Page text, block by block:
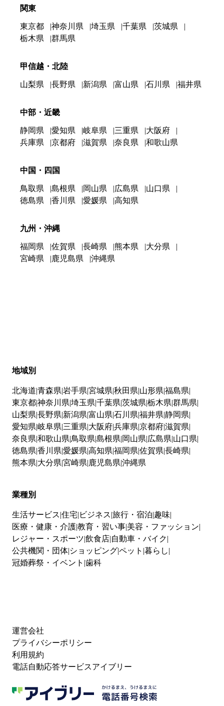
関東
東京都 神奈川県 埼玉県 千葉県
茨城県
栃木県
群馬県
甲信越・北陸
山梨県 長野県 新潟県 富山県 石川県 福井県
中部・近畿
静岡県 愛知県 岐阜県 三重県
大阪府
兵庫県
京都府 滋賀県 奈良県 和歌山県
中国・四国
鳥取県 島根県 岡山県 広島県
山口県
徳島県
香川県 愛媛県 高知県
九州・沖縄
福岡県 佐賀県 長崎県 熊本県
大分県
宮崎県
鹿児島県 沖縄県
地域別
北海道 青森県 岩手県 宮城県 秋田県 山形県 福島県
東京都神奈川県 埼玉県 千葉県 茨城県 栃木県 群馬県
山梨県 長野県 新潟県 富山県 石川県 福井県 静岡県
愛知県 岐阜県 三重県 大阪府兵庫県 京都府滋賀県
奈良県 和歌山県 鳥取県 島根県 岡山県 広島県 山口県
徳島県 香川県 愛媛県 高知県 福岡県 佐賀県 長崎県
熊本県 大分県 宮崎県 鹿児島県 沖縄県
業種別
生活サービス 住宅 ビジネス 旅行・宿泊 趣味
医療・健康・介護教育・習い事 美容・ファッション
レジャー・スポーツ 飲食店 自動車・バイク
公共機関・団体 ショッピングペット 暮らし
冠婚葬祭・イベント 歯科
運営会社
プライバシーポリシー
利用規約
電話自動応答サービスアイブリー